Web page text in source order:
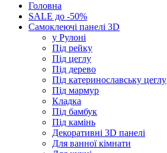
Головна
SALE до -50%
Самоклеючі панелі 3D
у Рулоні
Під рейку
Під цеглу
Під дерево
Під катеринославську цеглу
Під мармур
Кладка
Під бамбук
Під камінь
Декоративні 3D панелі
Для ванної кімнати